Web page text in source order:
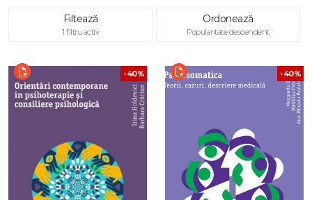
Filtează
1 filtru activ
Ordonează
Popularitate descendent
-40% -40%